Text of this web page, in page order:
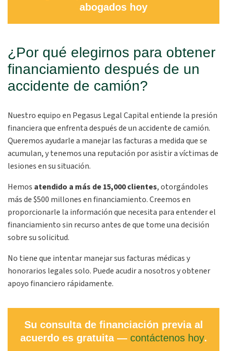
abogados hoy
¿Por qué elegirnos para obtener
financiamiento después de un
accidente de camión?
Nuestro equipo en Pegasus Legal Capital entiende la presión
financiera que enfrenta después de un accidente de camión.
Queremos ayudarle a manejar las facturas a medida que se
acumulan, y tenemos una reputación por asistir a víctimas de
lesiones en su situación.
Hemos atendido a más de 15,000 clientes, otorgándoles
más de $500 millones en financiamiento. Creemos en
proporcionarle la información que necesita para entender el
financiamiento sin recurso antes de que tome una decisión
sobre su solicitud.
No tiene que intentar manejar sus facturas médicas y
honorarios legales solo. Puede acudir a nosotros y obtener
apoyo financiero rápidamente.
Su consulta de financiación previa al
acuerdo es gratuita — contáctenos hoy.